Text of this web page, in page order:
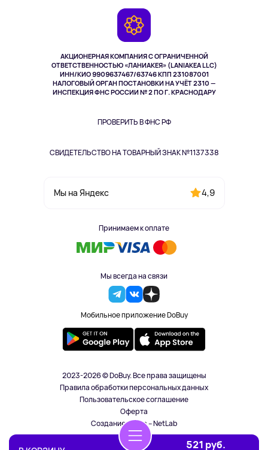
521 руб.
АКЦИОНЕРНАЯ КОМПАНИЯ С ОГРАНИЧЕННОЙ
ОТВЕТСТВЕННОСТЬЮ «ЛАНИАКЕЯ» (LANIAKEA LLC)
ИНН/КИО 9909637467/63746 КПП 231087001
НАЛОГОВЫЙ ОРГАН ПОСТАНОВКИ НА УЧЁТ 2310 —
ИНСПЕКЦИЯ ФНС РОССИИ № 2 ПО Г. КРАСНОДАРУ
ПРОВЕРИТЬ В ФНС РФ
СВИДЕТЕЛЬСТВО НА ТОВАРНЫЙ ЗНАК №1137338
Мы на Яндекс 4,9
Принимаем к оплате
Мы всегда на связи
Мобильное приложение DoBuy
Здоровье питомцев
Одежда и аксессуары
2023-2026 © DoBuy. Все права защищены
Правила обработки персональных данных
Пользовательское соглашение
Оферта
Создание сайта – NetLab